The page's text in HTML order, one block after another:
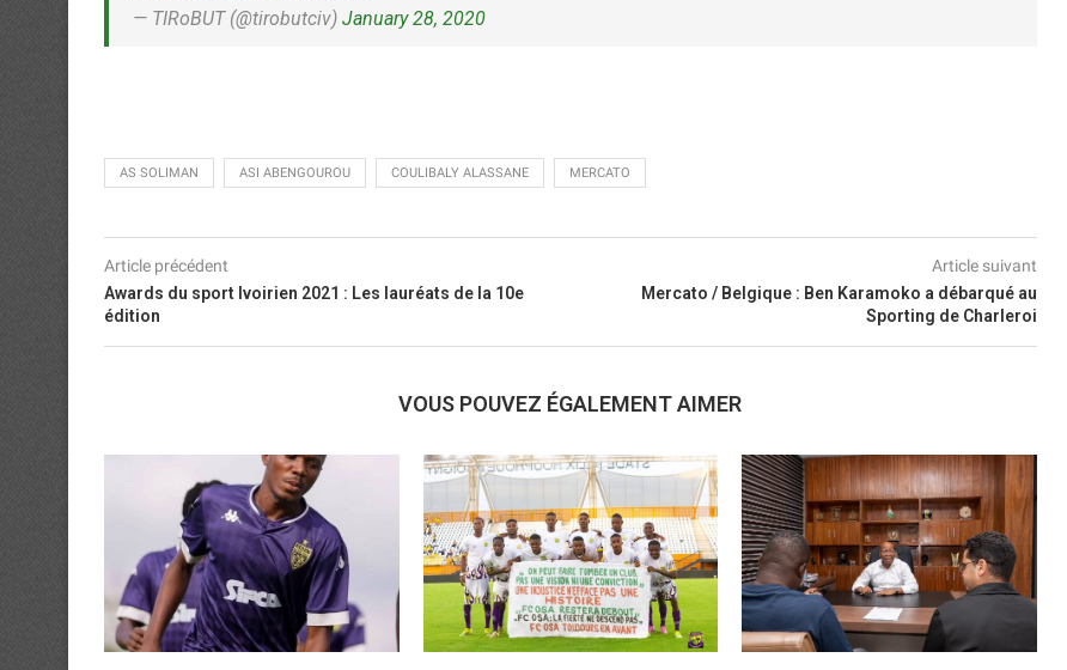
— TIRoBUT (@tirobutciv) January 28, 2020
AS SOLIMAN ASI ABENGOUROU COULIBALY ALASSANE MERCATO
Article précédent
Awards du sport Ivoirien 2021 : Les lauréats de la 10e
édition
Article suivant
Mercato / Belgique : Ben Karamoko a débarqué au
Sporting de Charleroi
VOUS POUVEZ ÉGALEMENT AIMER